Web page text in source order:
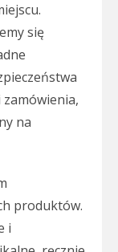
się
na
produktów.
i